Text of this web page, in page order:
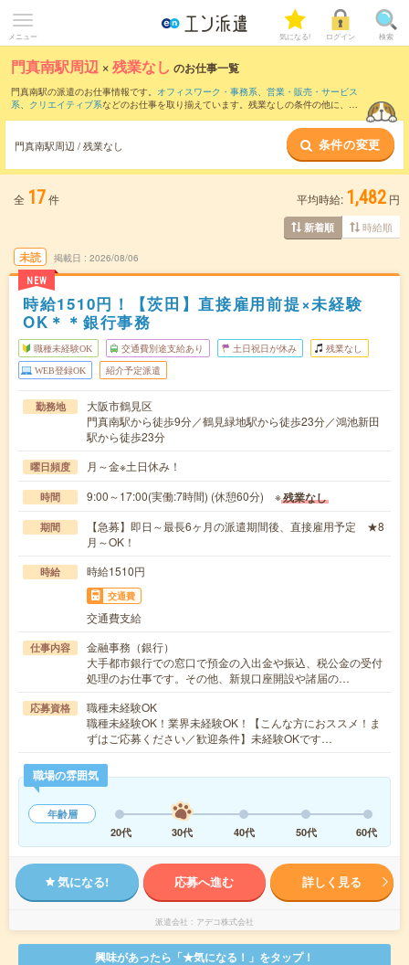
メニュー 気になる! ログイン 検索
門真南駅周辺 ×残業なし のお仕事一覧
門真南駅の派遣のお仕事情報です。 オフィスワーク・事務系、 営業・販売・サービス
系、 クリエイティブ系などのお仕事を取り揃えています。残業なしの条件の他に、 交
門真南駅周辺 / 残業なし 条件の変更
全 17件 平均時給: 1,482 円
新着順 時給順
未読
NEW
掲載日 2026/08/06
時給1510円！【茨田】直接雇用前提×未経験
OK＊＊銀行事務
職種未経験OK 交通費別途支給あり 土日祝日が休み 残業なし
WEB登録OK 紹介予定派遣
勤務地
大阪市鶴見区
門真南駅から徒歩9分／鶴見緑地駅から徒歩23分／鴻池新田
駅から徒歩23分
曜日頻度 月～金※土日休み！
時間 9:00～17:00(実働:7時間) (休憩60分) ※残業なし
期間
【急募】即日～最長6ヶ月の派遣期間後、直接雇用予定 ★8
月～OK！
時給 時給1510円
交通費
交通費支給
仕事内容
金融事務（銀行）
大手都市銀行での窓口で預金の入出金や振込、税公金の受付
処理のお仕事です。その他、新規口座開設や諸届の…
応募資格
職種未経験OK
職種未経験OK！業界未経験OK！【こんな方におススメ！ま
ずはご応募ください／歓迎条件】未経験OKです…
職場の雰囲気
年齢層
20代
30代 40代 50代 60代
気になる! 応募へ進む 詳しく見る
派遣会社 アデコ株式会社
興味があったら「★気になる！」をタップ！